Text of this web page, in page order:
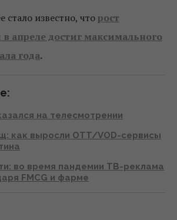
известно, чторост
апреле достиг максимального
года.
на телесмотрении
как выросли OTT/VOD-сервисы
во время пандемии ТВ-реклама
FMCG и фарме